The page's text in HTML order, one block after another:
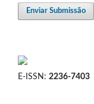
Enviar Submissão
E-ISSN: 2236-7403